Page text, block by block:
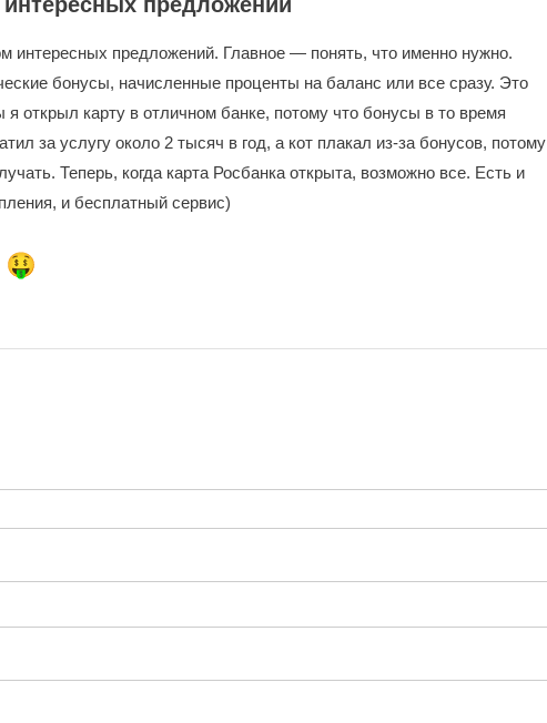
интересных предложений. Главное — понять, что именно нужно.
бонусы, начисленные проценты на баланс или все сразу. Это
открыл карту в отличном банке, потому что бонусы в то время
за услугу около 2 тысяч в год, а кот плакал из-за бонусов, потому
Теперь, когда карта Росбанка открыта, возможно все. Есть и
и бесплатный сервис)